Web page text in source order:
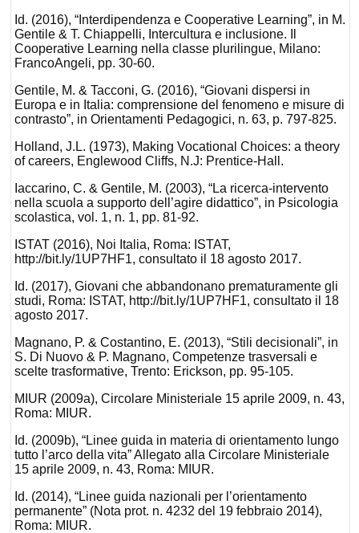
Id. (2016), “Interdipendenza e Cooperative Learning”, in M.
Gentile & T. Chiappelli, Intercultura e inclusione. Il
Cooperative Learning nella classe plurilingue, Milano:
FrancoAngeli, pp. 30-60.
Gentile, M. & Tacconi, G. (2016), “Giovani dispersi in
Europa e in Italia: comprensione del fenomeno e misure di
contrasto”, in Orientamenti Pedagogici, n. 63, p. 797-825.
Holland, J.L. (1973), Making Vocational Choices: a theory
of careers, Englewood Cliffs, N.J: Prentice-Hall.
Iaccarino, C. & Gentile, M. (2003), “La ricerca-intervento
nella scuola a supporto dell’agire didattico”, in Psicologia
scolastica, vol. 1, n. 1, pp. 81-92.
ISTAT (2016), Noi Italia, Roma: ISTAT,
http://bit.ly/1UP7HF1, consultato il 18 agosto 2017.
Id. (2017), Giovani che abbandonano prematuramente gli
studi, Roma: ISTAT, http://bit.ly/1UP7HF1, consultato il 18
agosto 2017.
Magnano, P. & Costantino, E. (2013), “Stili decisionali”, in
S. Di Nuovo & P. Magnano, Competenze trasversali e
scelte trasformative, Trento: Erickson, pp. 95-105.
MIUR (2009a), Circolare Ministeriale 15 aprile 2009, n. 43,
Roma: MIUR.
Id. (2009b), “Linee guida in materia di orientamento lungo
tutto l’arco della vita” Allegato alla Circolare Ministeriale
15 aprile 2009, n. 43, Roma: MIUR.
Id. (2014), “Linee guida nazionali per l’orientamento
permanente” (Nota prot. n. 4232 del 19 febbraio 2014),
Roma: MIUR.